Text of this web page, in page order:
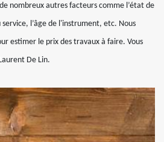
nombreux autres facteurs comme l’état de
l’âge de l'instrument, etc. Nous
estimer le prix des travaux à faire. Vous
De Lin.